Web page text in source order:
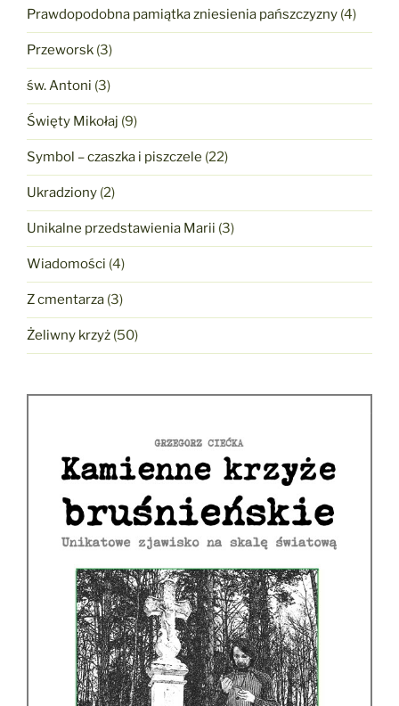
Prawdopodobna pamiątka zniesienia pańszczyzny (4)
Przeworsk (3)
św. Antoni (3)
Święty Mikołaj (9)
Symbol – czaszka i piszczele (22)
Ukradziony (2)
Unikalne przedstawienia Marii (3)
Wiadomości (4)
Z cmentarza (3)
Żeliwny krzyż (50)